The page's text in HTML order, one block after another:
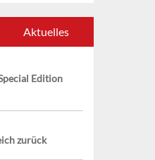
Aktuelles
Edition
zurück